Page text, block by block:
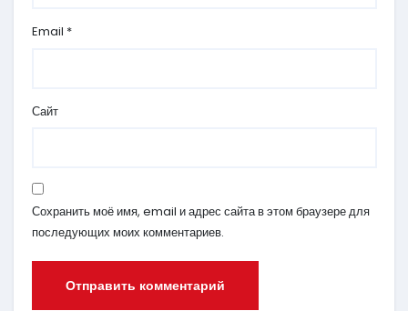
Email *
Сайт
Сохранить моё имя, email и адрес сайта в этом браузере для
последующих моих комментариев.